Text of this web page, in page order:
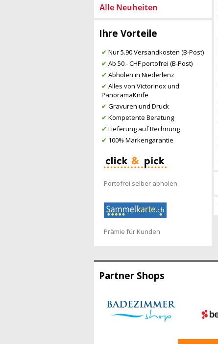
Ihre Vorteile
✔ Nur 5.90 Versandkosten (B-Post)
✔ Ab 50.- CHF portofrei (B-Post)
✔ Abholen in Niederlenz
✔ Alles von Victorinox und
PanoramaKnife
✔ Gravuren und Druck
✔ Kompetente Beratung
✔ Lieferung auf Rechnung
✔ 100% Markengarantie
Portofrei selber abholen
Prämie für Kunden
Partner Shops